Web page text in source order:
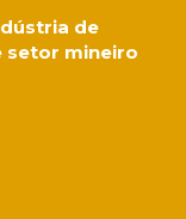
de
setor mineiro